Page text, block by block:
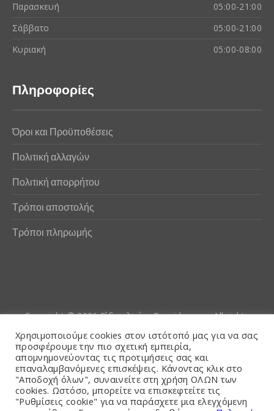
Παρασκευή
05:00-21:00
Σάββατο
05:00-21:00
Κυριακή
05:00-08:00
Πληροφορίες
Όροι και Προϋποθέσεις
Πολιτική αλλαγών
Πολιτική απορρήτου
Τρόποι αποστολής
Τρόποι πληρωμής
Copyright © 2026Είδη αλιείας Poseidwnn.gr. All rights
reserved. Powered by
PlexusCore
Όροι και Προϋποθέσεις
Χρησιμοποιούμε cookies στον ιστότοπό μας για να σας
προσφέρουμε την πιο σχετική εμπειρία,
απομνημονεύοντας τις προτιμήσεις σας και
επαναλαμβανόμενες επισκέψεις. Κάνοντας κλικ στο
"Αποδοχή όλων", συναινείτε στη χρήση ΟΛΩΝ των
cookies. Ωστόσο, μπορείτε να επισκεφτείτε τις
"Ρυθμίσεις cookie" για να παράσχετε μια ελεγχόμενη